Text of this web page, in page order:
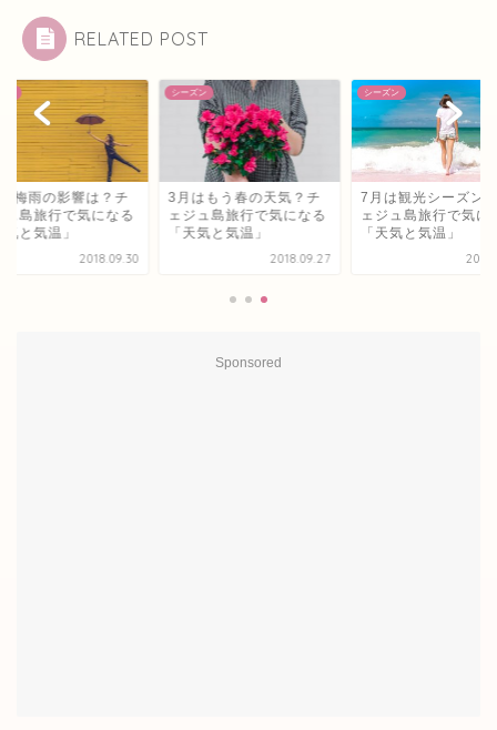
RELATED POST
梅雨の影響は？チ
ュ島旅行で気になる
と気温」
2018.09.30
シーズン
3月はもう春の天気？チ
ェジュ島旅行で気になる
「天気と気温」
2018.09.27
シーズン
7月は観光シーズン
ェジュ島旅行で気に
「天気と気温」
Sponsored